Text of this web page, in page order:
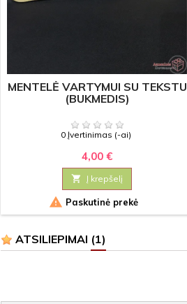
MENTELĖ VARTYMUI SU TEKSTU
(BUKMEDIS)
0 Įvertinimas (-ai)
4,00 €
 Į krepšelį
 Paskutinė prekė
ATSILIEPIMAI (1)